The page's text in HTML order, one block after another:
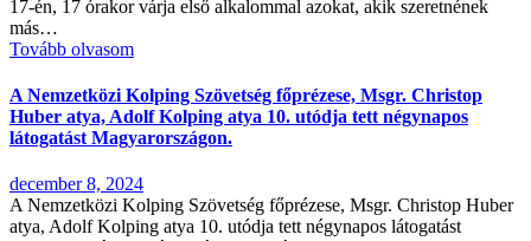
17-én, 17 órakor várja első alkalommal azokat, akik szeretnének
más…
Tovább olvasom
A Nemzetközi Kolping Szövetség főprézese, Msgr. Christop
Huber atya, Adolf Kolping atya 10. utódja tett négynapos
látogatást Magyarországon.
december 8, 2024
A Nemzetközi Kolping Szövetség főprézese, Msgr. Christop Huber
atya, Adolf Kolping atya 10. utódja tett négynapos látogatást